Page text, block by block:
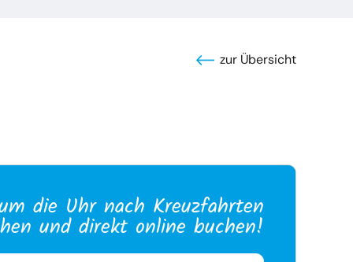
zur Übersicht
die Uhr nach Kreuzfahrten
und direkt online buchen!